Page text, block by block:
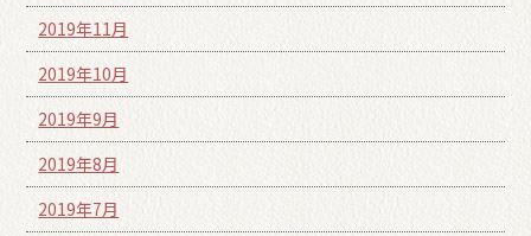
2019年11月
2019年10月
2019年9月
2019年8月
2019年7月